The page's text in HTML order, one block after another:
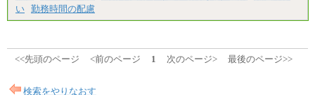
い 勤務時間の配慮
<<先頭のページ <前のページ 1 次のページ> 最後のページ>>
検索をやりなおす